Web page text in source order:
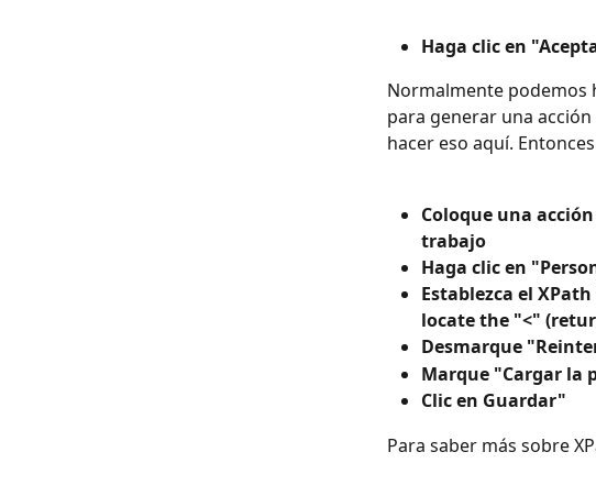
Haga clic en
Normalmente podemos
para generar una
hacer eso aquí.
Coloque una
trabajo
Haga clic en
Establezca el
locate the "<"
Desmarque
Marque "Cargar la
Clic en Guardar"
Para saber más sobre